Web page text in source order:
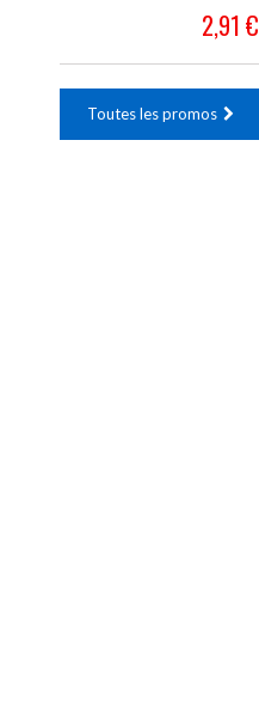
2,91 €
Toutes les promos